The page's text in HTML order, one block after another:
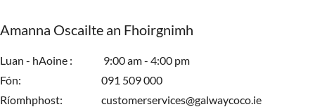
Amanna Oscailte an Fhoirgnimh
Luan - hAoine
9:00 am - 4:00 pm
Fón
091 509 000
Ríomhphost
customerservices@galwaycoco.ie